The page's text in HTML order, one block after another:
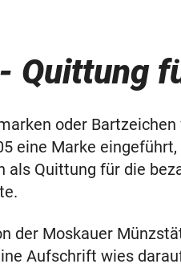
Quittung
oder
eine Marke
als Quittung für die
der Moskauer
Aufschrift wies